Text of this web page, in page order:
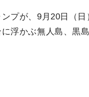
プが、9月20日（
浮かぶ無人島、黒